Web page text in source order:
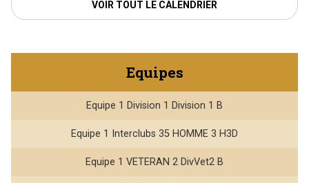
VOIR TOUT LE CALENDRIER
Equipes
Equipe 1 Division 1 Division 1 B
Equipe 1 Interclubs 35 HOMME 3 H3D
Equipe 1 VETERAN 2 DivVet2 B